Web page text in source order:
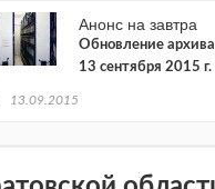
Анонс на завтра
Обновление архива
13 сентября 2015 г.
13.09.2015